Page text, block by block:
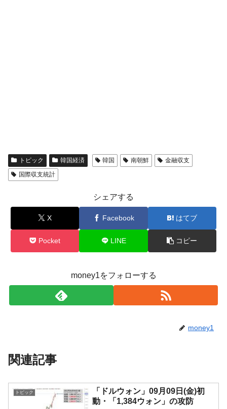
トピック 韓国経済 韓国 南朝鮮
金融収支
国際収支統計
シェアする
X Facebook はてブ
Pocket LINE コピー
money1をフォローする
money1
関連記事
トピック
「ドルウォン」09月09日(金)初
動・「1,384ウォン」の攻防